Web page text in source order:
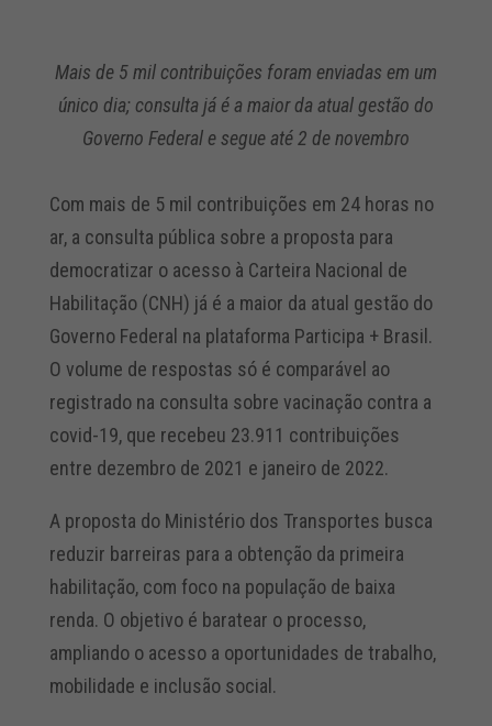
Mais de 5 mil contribuições foram enviadas em um
único dia; consulta já é a maior da atual gestão do
Governo Federal e segue até 2 de novembro
Com mais de 5 mil contribuições em 24 horas no
ar, a consulta pública sobre a proposta para
democratizar o acesso à Carteira Nacional de
Habilitação (CNH) já é a maior da atual gestão do
Governo Federal na plataforma Participa + Brasil.
O volume de respostas só é comparável ao
registrado na consulta sobre vacinação contra a
covid-19, que recebeu 23.911 contribuições
entre dezembro de 2021 e janeiro de 2022.
A proposta do Ministério dos Transportes busca
reduzir barreiras para a obtenção da primeira
habilitação, com foco na população de baixa
renda. O objetivo é baratear o processo,
ampliando o acesso a oportunidades de trabalho,
mobilidade e inclusão social.